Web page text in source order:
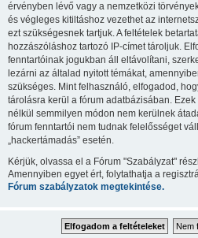
érvényben lévő vagy a nemzetközi
és végleges kitiltáshoz vezethet az
ezt szükségesnek tartjuk. A feltételek
hozzászóláshoz tartozó IP-címet tároljuk.
fenntartóinak jogukban áll eltávolítani,
lezárni az általad nyitott témákat,
szükséges. Mint felhasználó, elfogadod,
tárolásra kerül a fórum adatbázisában.
nélkül semmilyen módon nem kerülnek
fórum fenntartói nem tudnak felelősséget
„hackertámadás” esetén.
Kérjük, olvassa el a Fórum "Szabályzat"
Amennyiben egyet ért, folytathatja a
Fórum szabályzatok megtekintése.